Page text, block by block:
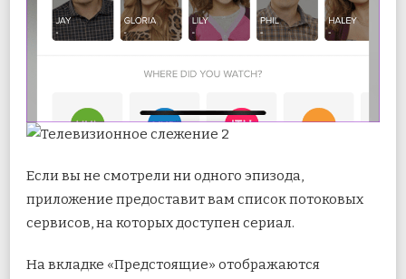
Если вы не смотрели ни одного эпизода,
приложение предоставит вам список потоковых
сервисов, на которых доступен сериал.
На вкладке «Предстоящие» отображаются